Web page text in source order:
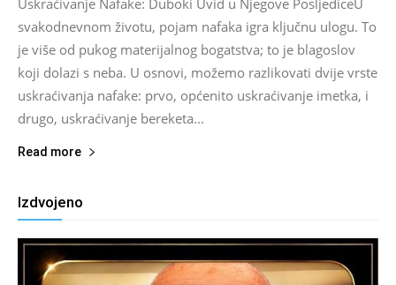
svakodnevnom životu, pojam nafaka igra ključnu ulogu. To
je više od pukog materijalnog bogatstva; to je blagoslov
koji dolazi s neba. U osnovi, možemo razlikovati dvije vrste
uskraćivanja nafake: prvo, općenito uskraćivanje imetka, i
drugo, uskraćivanje bereketa...
Read more
Izdvojeno